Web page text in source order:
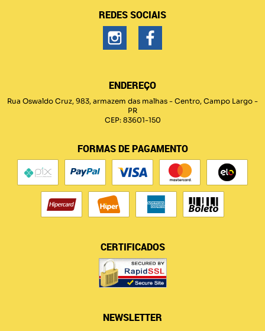
REDES SOCIAIS
ENDEREÇO
Rua Oswaldo Cruz, 983, armazem das malhas - Centro, Campo Largo -
PR
CEP: 83601-150
FORMAS DE PAGAMENTO
CERTIFICADOS
NEWSLETTER